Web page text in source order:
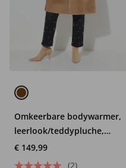
Omkeerbare bodywarmer,
leerlook/teddypluche,
zijsplitten
€ 149,99
(2)